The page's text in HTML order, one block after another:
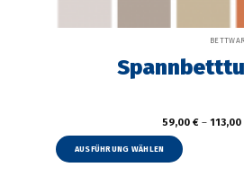
59,00 €– 113,00
AUSFÜHRUNG WÄHLEN